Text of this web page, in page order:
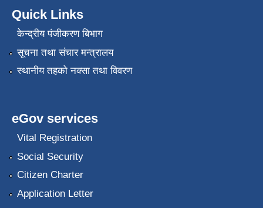
Quick Links
केन्द्रीय पंजीकरण बिभाग
सूचना तथा संचार मन्त्रालय
स्थानीय तहको नक्सा तथा विवरण
eGov services
Vital Registration
Social Security
Citizen Charter
Application Letter